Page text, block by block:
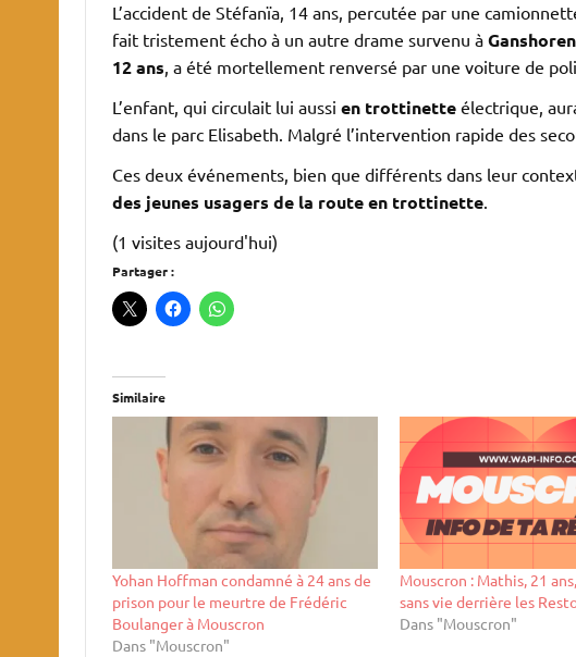
L’accident de Stéfanïa, 14 ans, percutée par une
fait tristement écho à un autre drame survenu à
12 ans, a été mortellement renversé par une voiture de
L’enfant, qui circulait lui aussi en trottinetteélectrique,
dans le parc Elisabeth. Malgré l’intervention rapide des
Ces deux événements, bien que différents dans leur
des jeunes usagers de la route en trottinette.
(1 visites aujourd'hui)
Partager :
Similaire
Yohan Hoffman condamné à 24 ans de
prison pour le meurtre de Frédéric
Boulanger à Mouscron
Dans "Mouscron"
Mouscron : Mathis, 21
sans vie derrière les
Dans "Mouscron"